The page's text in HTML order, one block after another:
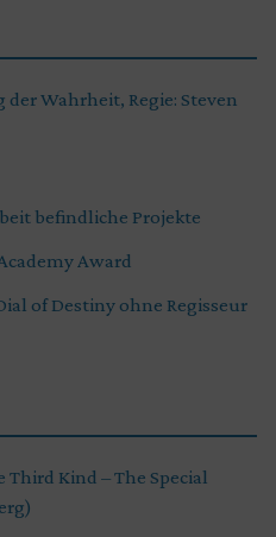
der Wahrheit, Regie: Steven
befindliche Projekte
Award
of Destiny ohne Regisseur
Third Kind – The Special